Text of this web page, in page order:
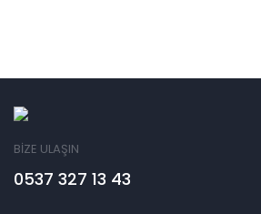
BİZE ULAŞIN
0537 327 13 43